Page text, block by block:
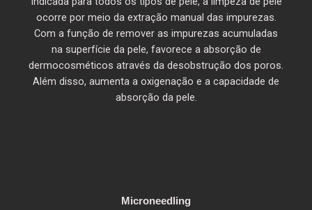
ocorre por meio da extração manual das impurezas.
Com a função de remover as impurezas acumuladas
na superfície da pele, favorece a absorção de
dermocosméticos através da desobstrução dos poros.
Além disso, aumenta a oxigenação e a capacidade de
absorção da pele.
Microneedling